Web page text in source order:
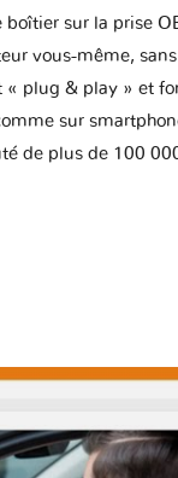
boîtier sur la prise
vous-même,
« plug & play » et
sur
de plus de 100